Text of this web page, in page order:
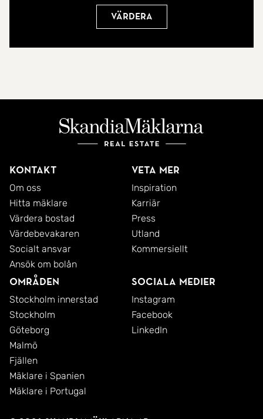
passar både familjen och den som vill ha ett
smidigt vardagsliv.
Värdera
Kontakt
Om oss
Hitta mäklare
Värdera bostad
Värdebevakaren
Socialt ansvar
Ansök om bolån
Veta mer
Inspiration
Karriär
Press
Utland
Kommersiellt
Områden
Stockholm innerstad
Stockholm
Göteborg
Malmö
Fjällen
Mäklare i Spanien
Mäklare i Portugal
Sociala medier
Instagram
Facebook
LinkedIn